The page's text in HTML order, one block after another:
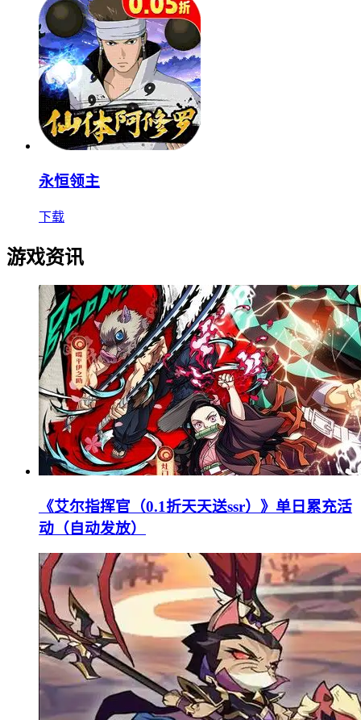
永恒领主
下载
游戏资讯
《艾尔指挥官（0.1折天天送ssr）》单日累充活
动（自动发放）